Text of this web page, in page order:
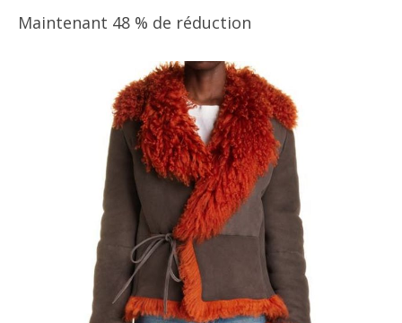
Maintenant 48 % de réduction